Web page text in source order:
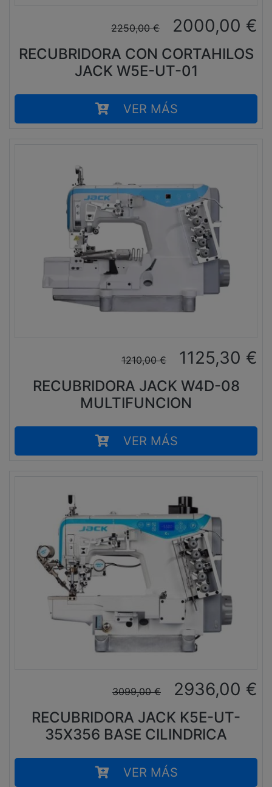
2250,00 € 2000,00 €
RECUBRIDORA CON CORTAHILOS
JACK W5E-UT-01
VER MÁS
1210,00 € 1125,30 €
RECUBRIDORA JACK W4D-08
MULTIFUNCION
VER MÁS
3099,00 € 2936,00 €
RECUBRIDORA JACK K5E-UT-
35X356 BASE CILINDRICA
VER MÁS